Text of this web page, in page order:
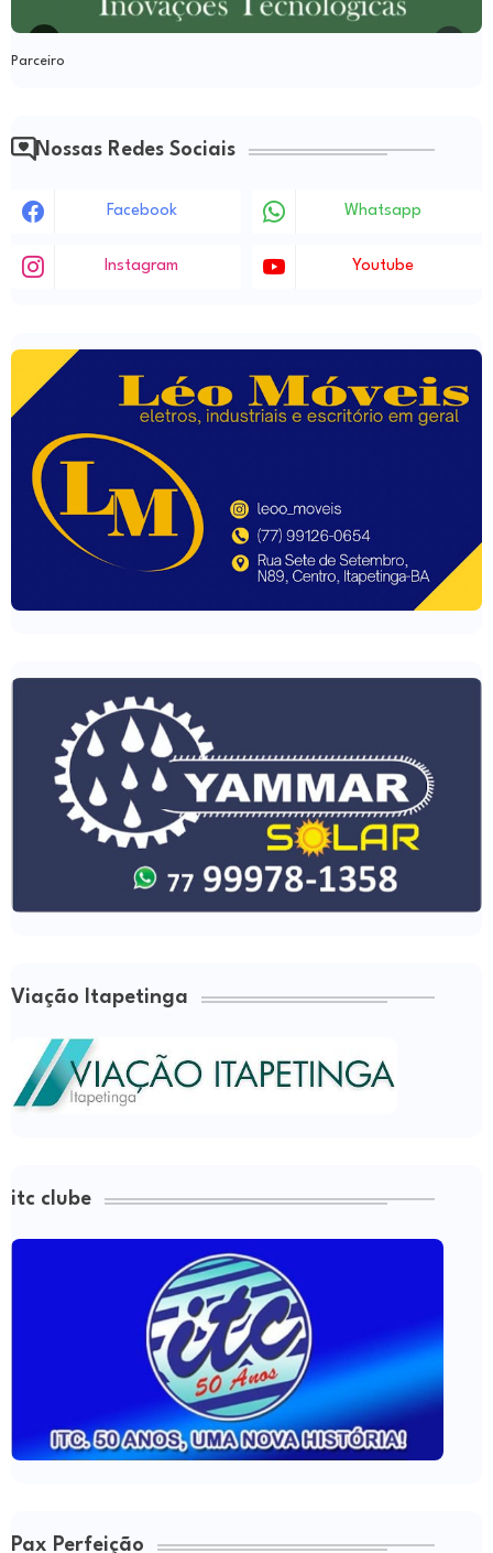
Parceiro
Nossas Redes Sociais
Facebook Whatsapp
Instagram Youtube
Viação Itapetinga
itc clube
Pax Perfeição